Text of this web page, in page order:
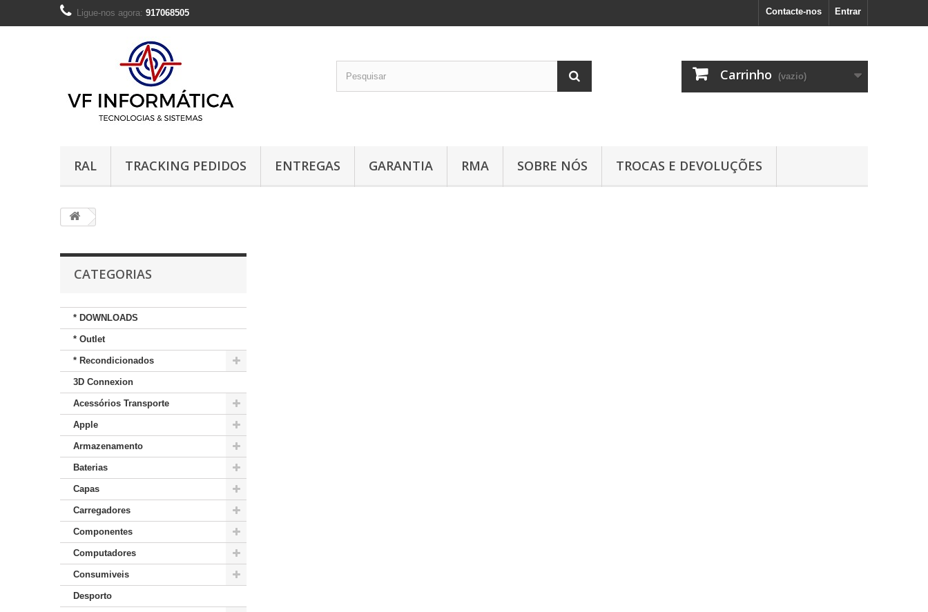
Entrar
Contacte-nos
Ligue-nos agora: 917068505
Carrinho (vazio)
RAL TRACKING PEDIDOS ENTREGAS GARANTIA RMA SOBRE NÓS TROCAS E DEVOLUÇÕES
CATEGORIAS
* DOWNLOADS
* Outlet
* Recondicionados
3D Connexion
Acessórios Transporte
Apple
Armazenamento
Baterias
Capas
Carregadores
Componentes
Computadores
Consumiveis
Desporto